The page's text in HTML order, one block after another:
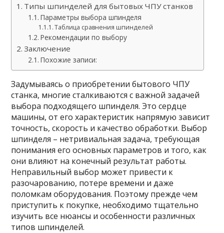
Типы шпинделей для бытовых ЧПУ станков
Параметры выбора шпинделя
Таблица сравнения шпинделей
Рекомендации по выбору
Заключение
Похожие записи:
Задумываясь о приобретении бытового ЧПУ
станка, многие сталкиваются с важной задачей
выбора подходящего шпинделя. Это сердце
машины, от его характеристик напрямую зависит
точность, скорость и качество обработки. Выбор
шпинделя – нетривиальная задача, требующая
понимания его основных параметров и того, как
они влияют на конечный результат работы.
Неправильный выбор может привести к
разочарованию, потере времени и даже
поломкам оборудования. Поэтому прежде чем
приступить к покупке, необходимо тщательно
изучить все нюансы и особенности различных
типов шпинделей.